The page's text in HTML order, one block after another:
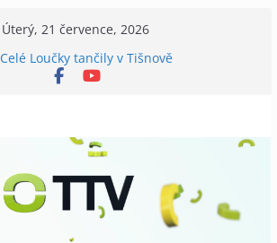
Úterý, 21 července, 2026
Celé Loučky tančily v Tišnově
V Tišnově startovali utramaratonci